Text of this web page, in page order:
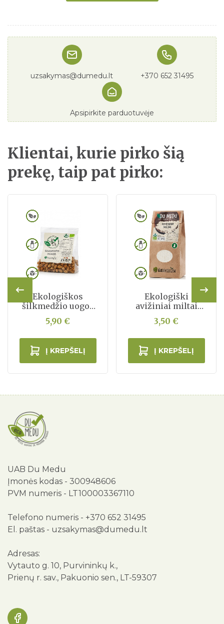
uzsakymas@dumedu.lt +370 652 31495
Apsipirkite parduotuvėje
Klientai, kurie pirko šią
prekę, taip pat pirko:
Ekologiškos
šilkmedžio uogos
200g
5,90 €
Į KREPŠELĮ
Ekologiški
avižiniai miltai
500g
3,50 €
Į KREPŠELĮ
UAB Du Medu
Įmonės kodas - 300948606
PVM numeris - LT100003367110
Telefono numeris - +370 652 31495
El. paštas - uzsakymas@dumedu.lt
Adresas:
Vytauto g. 10, Purvininkų k.,
Prienų r. sav., Pakuonio sen., LT-59307